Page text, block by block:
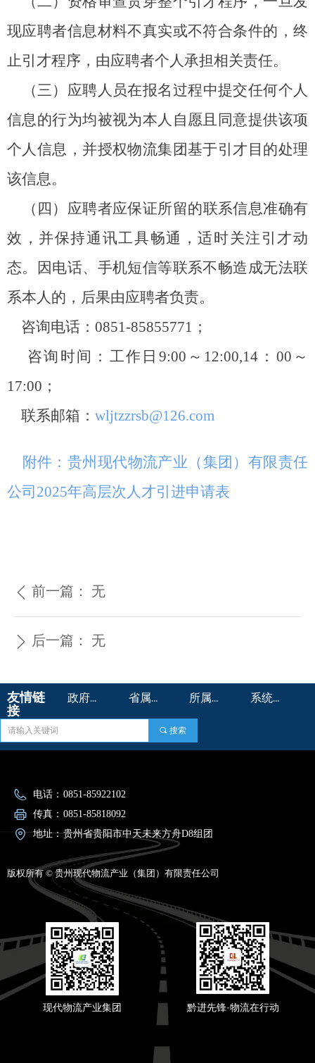
现应聘者信息材料不真实或不符合条件的，终
止引才程序，由应聘者个人承担相关责任。
（三）应聘人员在报名过程中提交任何个人
信息的行为均被视为本人自愿且同意提供该项
个人信息，并授权物流集团基于引才 目的处理
该信息。
（四）应聘者应保证所留的联系信息准确有
效，并保持通讯工具畅通，适时关注引才动
态。因电话、手机短信等联系不畅造成无法联
系本人的，后果由应聘者负责。
咨询电话： 0851-85855771 ；
咨询时间：工作日 9:00 ～ 12:00,14 ： 00 ～
17:00 ；
联系邮箱： wljtzzrsb@126.com
附件：贵州现代物流产业（集团）有限责任
公司 2025年高层次 人才引进申请表
ꄴ 前一篇： 无
ꄲ 后一篇： 无
电话： 0851-85922102
传真： 0851-85818092
地址：贵州省贵阳市中天未来方舟D8组团
版权所有 © 贵州现代物流产业（集团）有限责任公司
现代物流产业集团 黔进先锋·物流在行动
끠 搜索
友情链
接
政府机构 > 省属国企> 所属企业 > 系统平台 >